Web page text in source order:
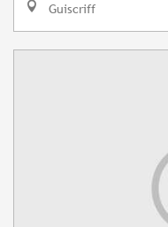
Guiscriff